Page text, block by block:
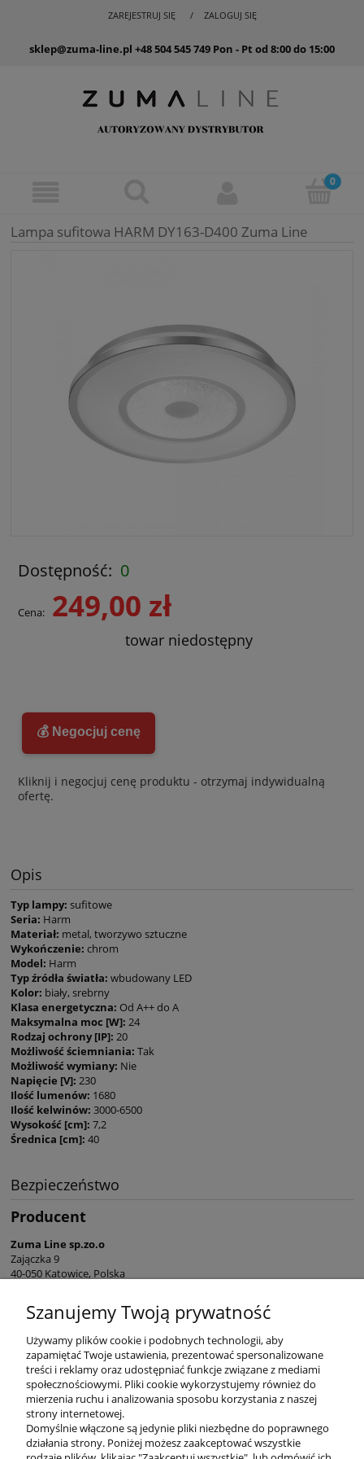
ZAREJESTRUJ SIĘ ZALOGUJ SIĘ
sklep@zuma-line.pl +48 504 545 749 Pon - Pt od 8:00 do 15:00
Lampa sufitowa HARM DY163-D400 Zuma Line
Dostępność: 0
Cena: 249,00 zł
towar niedostępny
💰 Negocjuj cenę
Kliknij i negocjuj cenę produktu - otrzymaj indywidualną
ofertę.
Opis
Typ lampy: sufitowe
Seria: Harm
Materiał: metal, tworzywo sztuczne
Wykończenie: chrom
Model: Harm
Typ źródła światła: wbudowany LED
Kolor: biały, srebrny
Klasa energetyczna: Od A++ do A
Maksymalna moc [W]: 24
Rodzaj ochrony [IP]: 20
Możliwość ściemniania: Tak
Możliwość wymiany: Nie
Napięcie [V]: 230
Ilość lumenów: 1680
Ilość kelwinów: 3000-6500
Wysokość [cm]: 7,2
Średnica [cm]: 40
Bezpieczeństwo
Producent
Zuma Line sp.zo.o
Zajączka 9
40-050 Katowice, Polska
+48 32 730 66 10
KONTAKT
Szanujemy Twoją prywatność
Używamy plików cookie i podobnych technologii, aby
zapamiętać Twoje ustawienia, prezentować spersonalizowane
treści i reklamy oraz udostępniać funkcje związane z mediami
społecznościowymi. Pliki cookie wykorzystujemy również do
mierzenia ruchu i analizowania sposobu korzystania z naszej
strony internetowej.
Domyślnie włączone są jedynie pliki niezbędne do poprawnego
działania strony. Poniżej możesz zaakceptować wszystkie